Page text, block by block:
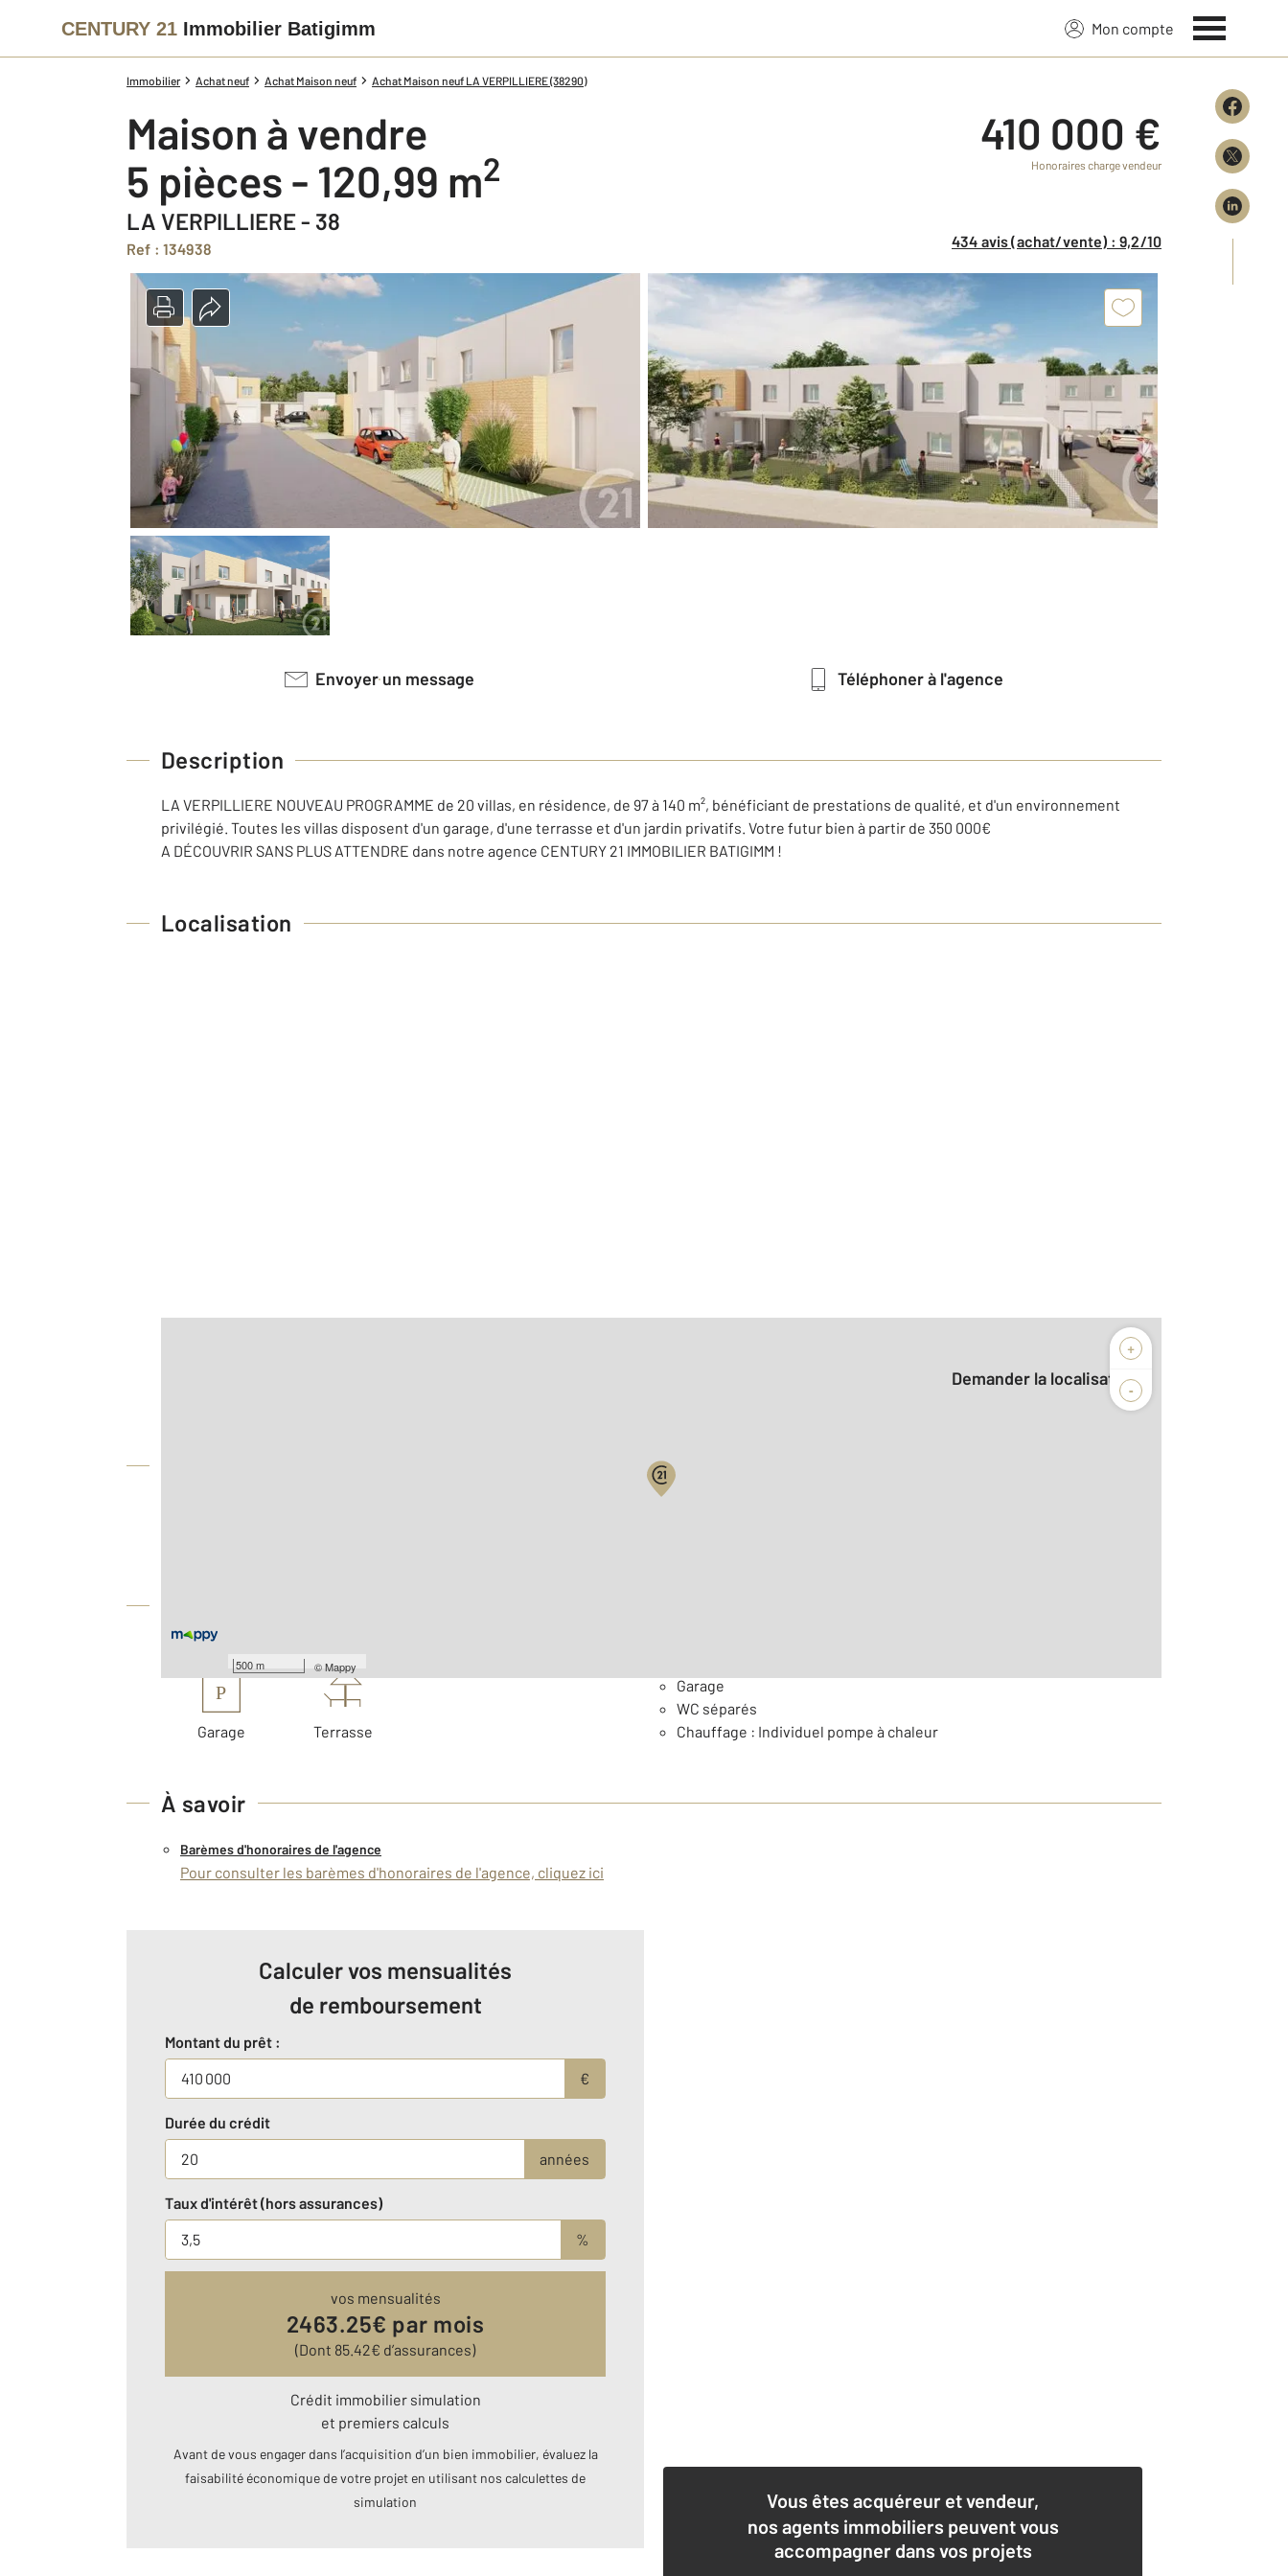
CENTURY 21 Immobilier Batigimm Mon compte
Immobilier Achat neuf Achat Maison neuf Achat Maison neuf LA VERPILLIERE (38290)
Maison à vendre
5 pièces - 120,99 m2
LA VERPILLIERE - 38
Ref : 134938
410 000 €
Honoraires charge vendeur
434 avis (achat/vente) : 9,2/10
Envoyer un message Téléphoner à l'agence
Description
LA VERPILLIERE NOUVEAU PROGRAMME de 20 villas, en résidence, de 97 à 140 m², bénéficiant de prestations de qualité, et d'un environnement
privilégié. Toutes les villas disposent d'un garage, d'une terrasse et d'un jardin privatifs. Votre futur bien à partir de 350 000€
A DÉCOUVRIR SANS PLUS ATTENDRE dans notre agence CENTURY 21 IMMOBILIER BATIGIMM !
Localisation
+
-
500 m ©Mappy
Demander la localisation
P
Garage Terrasse
Garage
WC séparés
Chauffage : Individuel pompe à chaleur
À savoir
Barèmes d'honoraires de l'agence
Pour consulter les barèmes d'honoraires de l'agence, cliquez ici
Calculer vos mensualités
de remboursement
Montant du prêt :
€
Durée du crédit
années
Taux d'intérêt (hors assurances)
%
vos mensualités
2463.25€ par mois
(Dont 85.42€ d’assurances)
Crédit immobilier simulation
et premiers calculs
Avant de vous engager dans l’acquisition d’un bien immobilier, évaluez la
faisabilité économique de votre projet en utilisant nos calculettes de
simulation
Vous êtes acquéreur et vendeur,
nos agents immobiliers peuvent vous
accompagner dans vos projets